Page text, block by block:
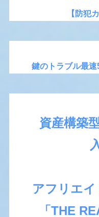
【防犯
鍵のトラブル最速
資産構築
アフリエイ
「THE